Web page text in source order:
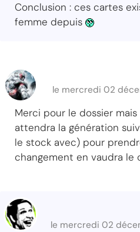
Conclusion : ces cartes
femme depuis
le mercredi 02
Merci pour le dossier mais
attendra la génération
le stock avec) pour
changement en vaudra le
le mercredi 02